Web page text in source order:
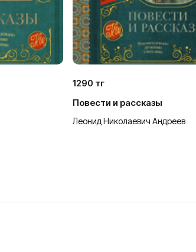
1290 тг
Повести и рассказы
Леонид Николаевич Андреев